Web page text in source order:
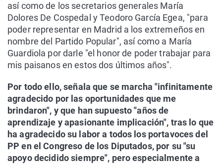
así como de los secretarios generales María
Dolores De Cospedal y Teodoro García Egea, "para
poder representar en Madrid a los extremeños en
nombre del Partido Popular", así como a María
Guardiola por darle "el honor de poder trabajar para
mis paisanos en estos dos últimos años".
Por todo ello, señala que se marcha "infinitamente
agradecido por las oportunidades que me
brindaron", y que han supuesto "años de
aprendizaje y apasionante implicación", tras lo que
ha agradecido su labor a todos los portavoces del
PP en el Congreso de los Diputados, por su "su
apoyo decidido siempre", pero especialmente a